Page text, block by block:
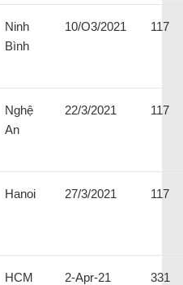
Ninh
Bình
10/O3/2021 117
Nghệ
An
22/3/2021 117
Hanoi 27/3/2021 117
HCM
2-Apr-21 331